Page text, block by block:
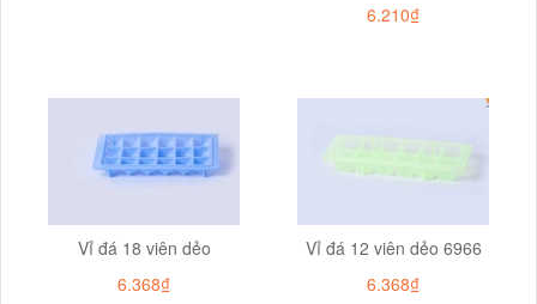
6.210₫
Vỉ đá 18 viên dẻo
6.368₫
Vỉ đá 12 viên dẻo 6966
6.368₫